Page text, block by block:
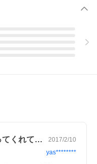
室」で紹介されました
250円」対象商品です。
ける草取り爪を探しまし
用新案を調べエンビの板や
先端が金属で、指の先端を守ってくれてい… 2017/2/10
yas********